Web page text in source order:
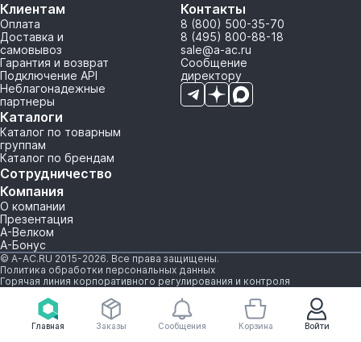
Главная Войти
Заказы Сообщения Корзина
Клиентам
Оплата
Доставка и
самовывоз
Гарантия и возврат
Подключение API
Неблагонадежные
партнеры
Каталоги
Каталог по товарным
группам
Каталог по брендам
Сотрудничество
Компания
О компании
Презентация
А-Велком
А-Бонус
Контакты
8 (800) 500-35-70
8 (495) 800-88-18
sale@a-ac.ru
Сообщение
директору
© A-AC.RU 2015-2026. Все права защищены.
Политика обработки персональных данных
Горячая линия корпоративного регулирования и контроля